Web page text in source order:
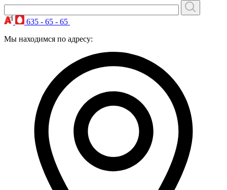
635 - 65 - 65
Мы находимся по адресу: